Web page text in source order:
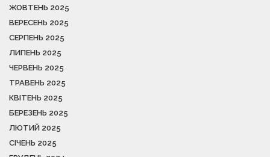
ЖОВТЕНЬ 2025
ВЕРЕСЕНЬ 2025
СЕРПЕНЬ 2025
ЛИПЕНЬ 2025
ЧЕРВЕНЬ 2025
ТРАВЕНЬ 2025
КВІТЕНЬ 2025
БЕРЕЗЕНЬ 2025
ЛЮТИЙ 2025
СІЧЕНЬ 2025